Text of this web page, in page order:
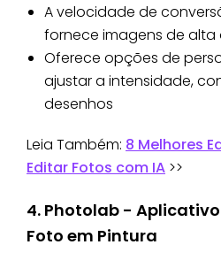
A velocidade de
fornece imagens de alta
Oferece opções de
ajustar a intensidade,
desenhos
Leia Também: 8 Melhores
Editar Fotos com IA >>
4. Photolab -
Foto em Pintura